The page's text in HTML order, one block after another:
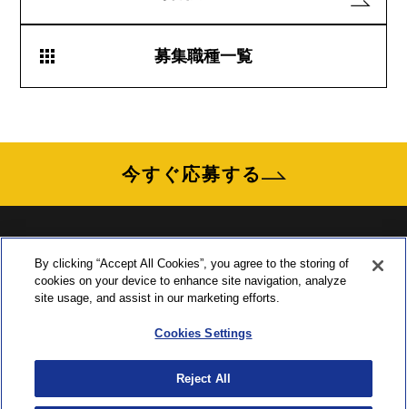
募集職種一覧
今すぐ応募する
〒435-0015 静岡県浜松市中央区子安町311-3
プライバシーポリシー
商標についてサイトのご利用にあたって
By clicking “Accept All Cookies”, you agree to the storing of
cookies on your device to enhance site navigation, analyze
site usage, and assist in our marketing efforts.
Cookies Settings
Reject All